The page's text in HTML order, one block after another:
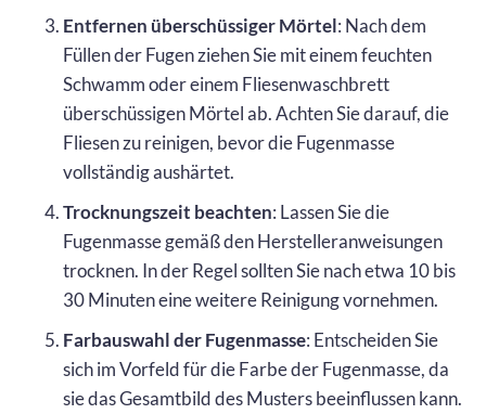
Entfernen überschüssiger Mörtel: Nach dem
Füllen der Fugen ziehen Sie mit einem feuchten
Schwamm oder einem Fliesenwaschbrett
überschüssigen Mörtel ab. Achten Sie darauf, die
Fliesen zu reinigen, bevor die Fugenmasse
vollständig aushärtet.
Trocknungszeit beachten: Lassen Sie die
Fugenmasse gemäß den Herstelleranweisungen
trocknen. In der Regel sollten Sie nach etwa 10 bis
30 Minuten eine weitere Reinigung vornehmen.
Farbauswahl der Fugenmasse: Entscheiden Sie
sich im Vorfeld für die Farbe der Fugenmasse, da
sie das Gesamtbild des Musters beeinflussen kann.